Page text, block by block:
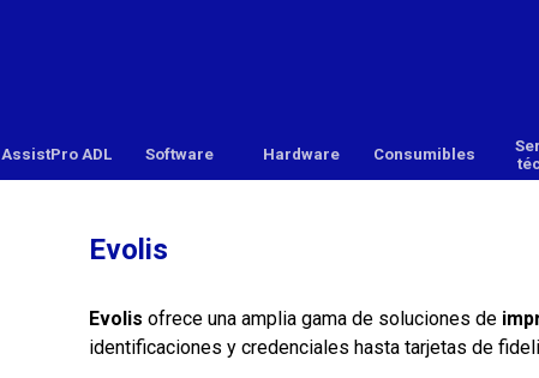
AssistPro ADL Software ▼
Hardware ▼
Consumibles
Evolis
Evolis ofrece una amplia gama de soluciones de
identificaciones y credenciales hasta tarjetas de